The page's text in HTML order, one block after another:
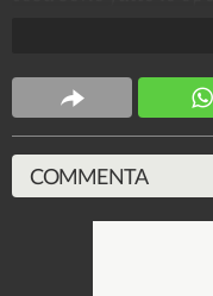
CS Design
63.619.909 171
COMMENTA